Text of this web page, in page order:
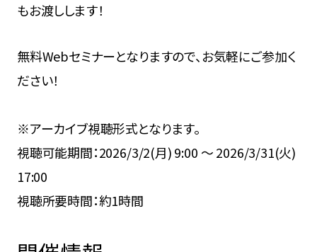
もお渡しします！
無料Webセミナーとなりますので、お気軽にご参加く
ださい！
※アーカイブ視聴形式となります。
視聴可能期間：2026/3/2(月) 9:00 ～ 2026/3/31(火)
17:00
視聴所要時間：約1時間